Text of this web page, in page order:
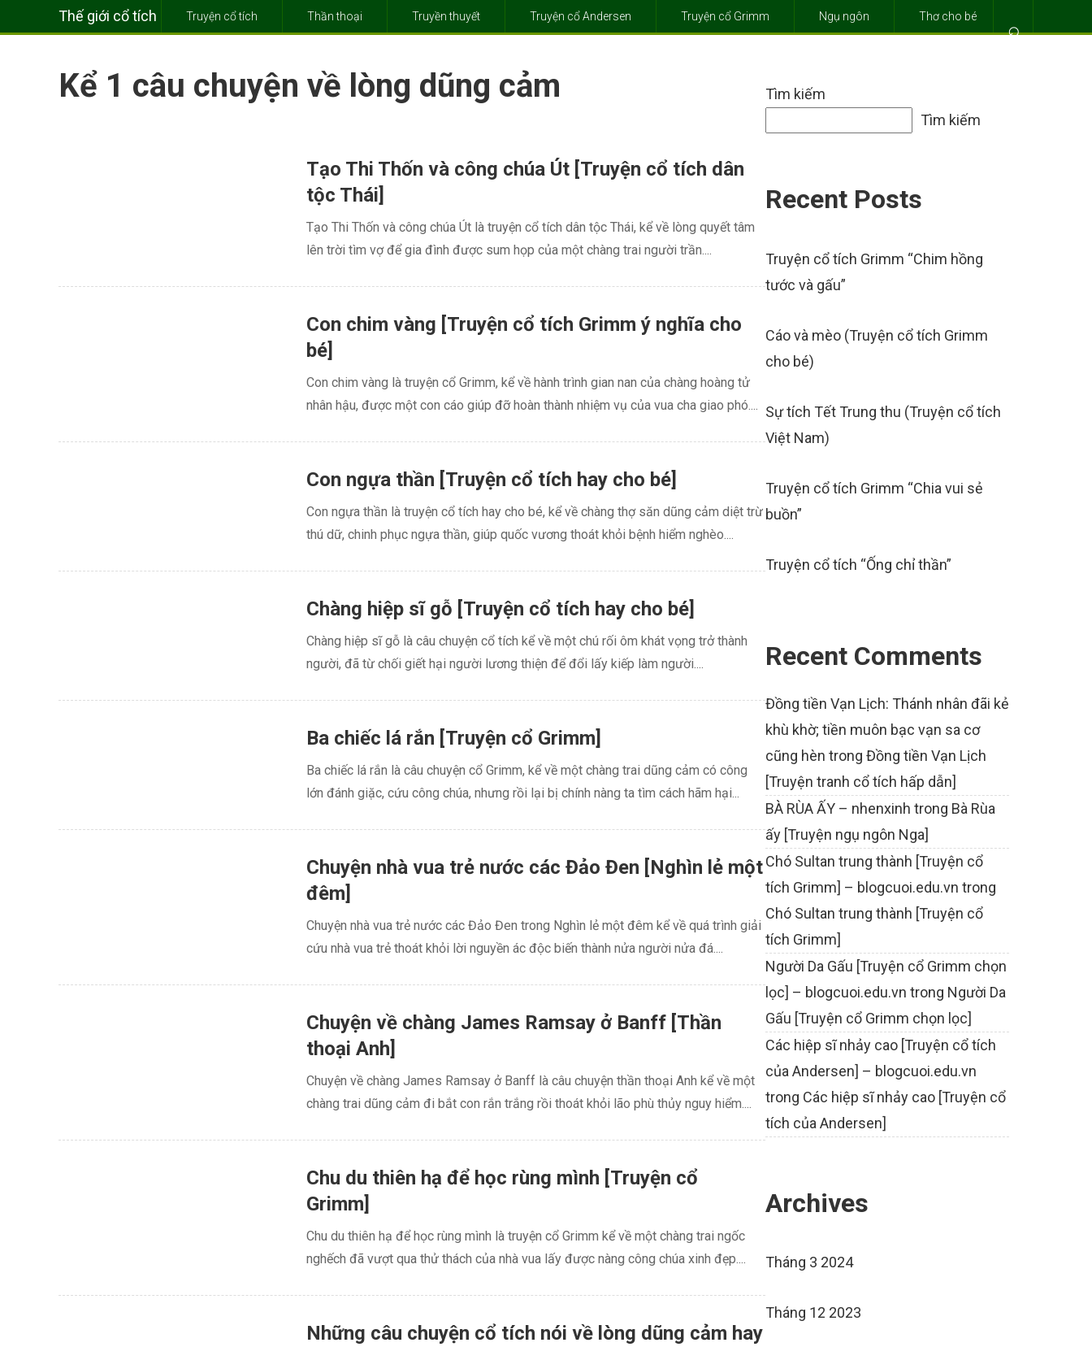
Thế giới cổ tích
⌕
Truyện cổ tích Thần thoại Truyền thuyết Truyện cổ Andersen Truyện cổ Grimm Ngụ ngôn Thơ cho bé
Kể 1 câu chuyện về lòng dũng cảm
Tạo Thi Thốn và công chúa Út [Truyện cổ tích dân
tộc Thái]
Tạo Thi Thốn và công chúa Út là truyện cổ tích dân tộc Thái, kể về lòng quyết tâm
lên trời tìm vợ để gia đình được sum họp của một chàng trai người trần....
Con chim vàng [Truyện cổ tích Grimm ý nghĩa cho
bé]
Con chim vàng là truyện cổ Grimm, kể về hành trình gian nan của chàng hoàng tử
nhân hậu, được một con cáo giúp đỡ hoàn thành nhiệm vụ của vua cha giao phó....
Con ngựa thần [Truyện cổ tích hay cho bé]
Con ngựa thần là truyện cổ tích hay cho bé, kể về chàng thợ săn dũng cảm diệt trừ
thú dữ, chinh phục ngựa thần, giúp quốc vương thoát khỏi bệnh hiểm nghèo....
Chàng hiệp sĩ gỗ [Truyện cổ tích hay cho bé]
Chàng hiệp sĩ gỗ là câu chuyện cổ tích kể về một chú rối ôm khát vọng trở thành
người, đã từ chối giết hại người lương thiện để đổi lấy kiếp làm người....
Ba chiếc lá rắn [Truyện cổ Grimm]
Ba chiếc lá rắn là câu chuyện cổ Grimm, kể về một chàng trai dũng cảm có công
lớn đánh giặc, cứu công chúa, nhưng rồi lại bị chính nàng ta tìm cách hãm hại...
Chuyện nhà vua trẻ nước các Đảo Đen [Nghìn lẻ một
đêm]
Chuyện nhà vua trẻ nước các Đảo Đen trong Nghìn lẻ một đêm kể về quá trình giải
cứu nhà vua trẻ thoát khỏi lời nguyền ác độc biến thành nửa người nửa đá....
Chuyện về chàng James Ramsay ở Banff [Thần
thoại Anh]
Chuyện về chàng James Ramsay ở Banff là câu chuyện thần thoại Anh kể về một
chàng trai dũng cảm đi bắt con rắn trắng rồi thoát khỏi lão phù thủy nguy hiểm....
Chu du thiên hạ để học rùng mình [Truyện cổ
Grimm]
Chu du thiên hạ để học rùng mình là truyện cổ Grimm kể về một chàng trai ngốc
nghếch đã vượt qua thử thách của nhà vua lấy được nàng công chúa xinh đẹp....
Những câu chuyện cổ tích nói về lòng dũng cảm hay
Tìm kiếm
Tìm kiếm
Recent Posts
Truyện cổ tích Grimm “Chim hồng
tước và gấu”
Cáo và mèo (Truyện cổ tích Grimm
cho bé)
Sự tích Tết Trung thu (Truyện cổ tích
Việt Nam)
Truyện cổ tích Grimm “Chia vui sẻ
buồn”
Truyện cổ tích “Ống chỉ thần”
Recent Comments
Đồng tiền Vạn Lịch: Thánh nhân đãi kẻ
khù khờ; tiền muôn bạc vạn sa cơ
cũng hèn trong Đồng tiền Vạn Lịch
[Truyện tranh cổ tích hấp dẫn]
BÀ RÙA ẤY – nhenxinh trong Bà Rùa
ấy [Truyện ngụ ngôn Nga]
Chó Sultan trung thành [Truyện cổ
tích Grimm] – blogcuoi.edu.vn trong
Chó Sultan trung thành [Truyện cổ
tích Grimm]
Người Da Gấu [Truyện cổ Grimm chọn
lọc] – blogcuoi.edu.vn trong Người Da
Gấu [Truyện cổ Grimm chọn lọc]
Các hiệp sĩ nhảy cao [Truyện cổ tích
của Andersen] – blogcuoi.edu.vn
trong Các hiệp sĩ nhảy cao [Truyện cổ
tích của Andersen]
Archives
Tháng 3 2024
Tháng 12 2023